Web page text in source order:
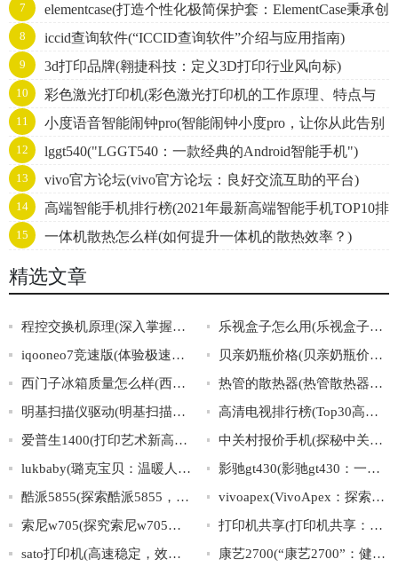
势)
7
elementcase(打造个性化极简保护套：ElementCase秉承创
新设计，为您的手机保驾护航)
8 iccid查询软件(“ICCID查询软件”介绍与应用指南)
9 3d打印品牌(翱捷科技：定义3D打印行业风向标)
10
彩色激光打印机(彩色激光打印机的工作原理、特点与
购买建议)
11
小度语音智能闹钟pro(智能闹钟小度pro，让你从此告别
重复闹铃的叮叮声！)
12 lggt540("LGGT540：一款经典的Android智能手机")
13 vivo官方论坛(vivo官方论坛：良好交流互助的平台)
14
高端智能手机排行榜(2021年最新高端智能手机TOP10排
名大揭晓)
15 一体机散热怎么样(如何提升一体机的散热效率？)
精选文章
程控交换机原理(深入掌握程控交换机的工作原理)
乐视盒子怎么用(乐视盒子的使用教程及常见问题解答)
iqooneo7竞速版(体验极速激情，iQOONeo7竞速版震撼上市！)
贝亲奶瓶价格(贝亲奶瓶价格大全，选购贴士及推荐)
西门子冰箱质量怎么样(西门子冰箱怎么样？质量评测报告揭晓！)
热管的散热器(热管散热器：高效散热材料的领跑者。)
明基扫描仪驱动(明基扫描仪驱动下载及安装攻略)
高清电视排行榜(Top30高清电视品牌排行榜)
爱普生1400(打印艺术新高度，揭秘爱普生1400的卓越表现！)
中关村报价手机(探秘中关村手机报价，了解最新手机价格信息)
lukbaby(璐克宝贝：温暖人心的亲子陪伴平台)
影驰gt430(影驰gt430：一款性价比高的显卡选择)
酷派5855(探索酷派5855，领略智能科技的魅力)
vivoapex(VivoApex：探索全面屏的极致之旅)
索尼w705(探究索尼w705的性能和特点)
打印机共享(打印机共享：让办公更高效)
sato打印机(高速稳定，效率出众：Sato打印机解决您的全套打印需求)
康艺2700(“康艺2700”：健康与艺术的结合)